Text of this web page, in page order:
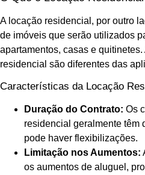
A locação residencial, por outro
de imóveis que serão utilizados
apartamentos, casas e
residencial são diferentes das
Características da Locação
Duração do Contrato: Os
residencial geralmente têm
pode haver flexibilizações.
Limitação nos Aumentos:
os aumentos de aluguel,